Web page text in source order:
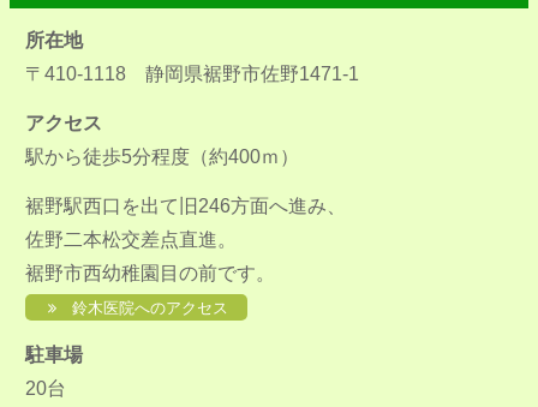
所在地
〒410-1118 静岡県裾野市佐野1471-1
アクセス
駅から徒歩5分程度（約400ｍ）
裾野駅西口を出て旧246方面へ進み、
佐野二本松交差点直進。
裾野市西幼稚園目の前です。
鈴木医院へのアクセス
駐車場
20台